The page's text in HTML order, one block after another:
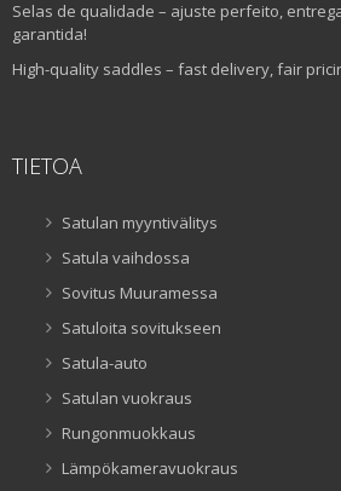
Selas de qualidade – ajuste perfeito,
garantida!
High-quality saddles – fast delivery, fair
TIETOA
Satulan myyntivälitys
Satula vaihdossa
Sovitus Muuramessa
Satuloita sovitukseen
Satula-auto
Satulan vuokraus
Rungonmuokkaus
Lämpökameravuokraus